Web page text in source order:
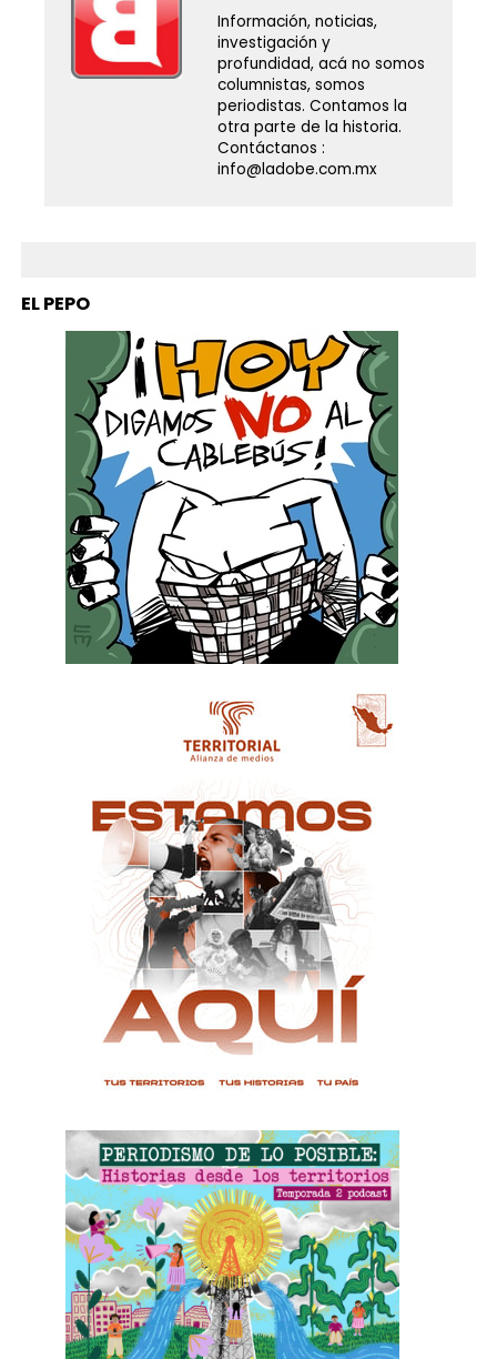
Información, noticias,
investigación y
profundidad, acá no somos
columnistas, somos
periodistas. Contamos la
otra parte de la historia.
Contáctanos :
info@ladobe.com.mx
EL PEPO